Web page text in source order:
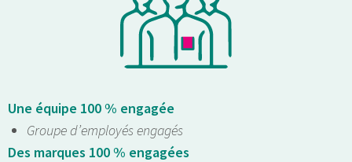
Une équipe 100 % engagée
Groupe d’employés engagés
Des marques 100 % engagées